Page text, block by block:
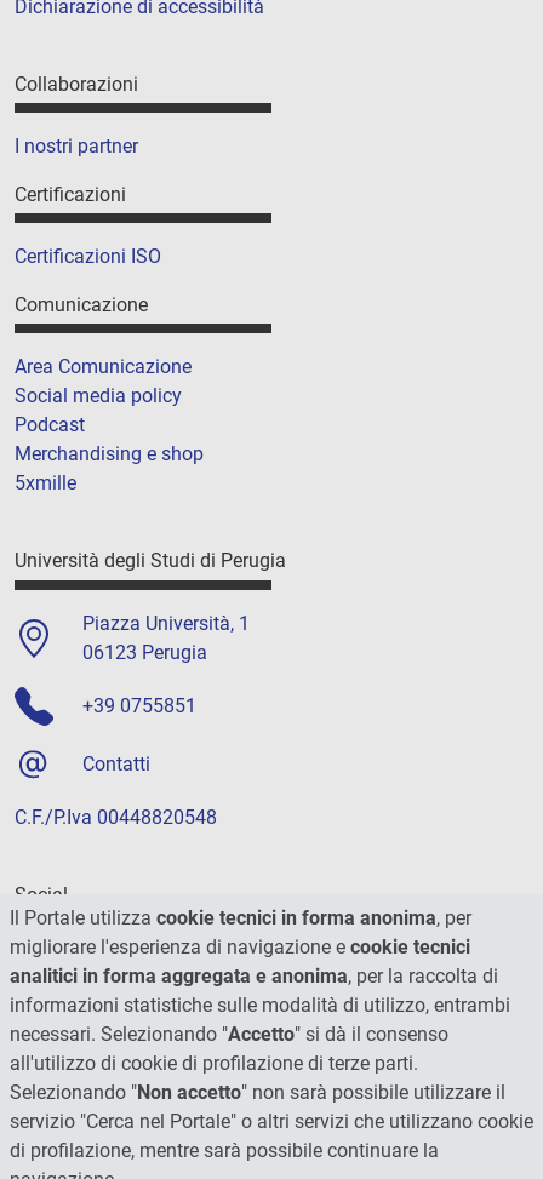
Dichiarazione di accessibilità
Collaborazioni
I nostri partner
Certificazioni
Certificazioni ISO
Comunicazione
Area Comunicazione
Social media policy
Podcast
Merchandising e shop
5xmille
Università degli Studi di Perugia
Piazza Università, 1
06123 Perugia
+39 0755851
Contatti
C.F./P.Iva 00448820548
Social
Il Portale utilizza cookie tecnici in forma anonima, per
migliorare l'esperienza di navigazione e cookie tecnici
analitici in forma aggregata e anonima, per la raccolta di
informazioni statistiche sulle modalità di utilizzo, entrambi
necessari. Selezionando "Accetto" si dà il consenso
all'utilizzo di cookie di profilazione di terze parti.
Selezionando "Non accetto" non sarà possibile utilizzare il
servizio "Cerca nel Portale" o altri servizi che utilizzano cookie
di profilazione, mentre sarà possibile continuare la